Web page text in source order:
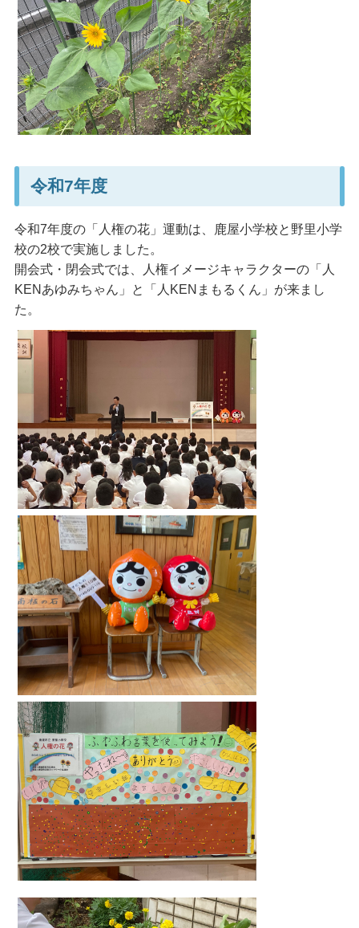
令和7年度
令和7年度の「人権の花」運動は、鹿屋小学校と野里小学
校の2校で実施しました。
開会式・閉会式では、人権イメージキャラクターの「人
KENあゆみちゃん」と「人KENまもるくん」が来まし
た。